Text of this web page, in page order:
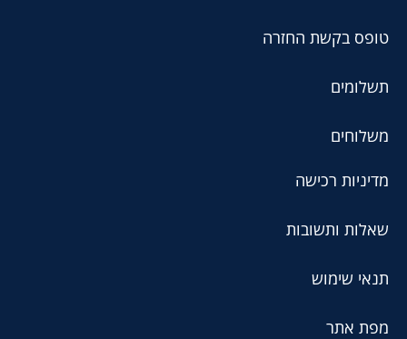
טופס בקשת החזרה
תשלומים
משלוחים
מדיניות רכישה
שאלות ותשובות
תנאי שימוש
מפת אתר